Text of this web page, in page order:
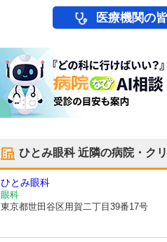
医療機関の
ひとみ眼科近隣の病院・ク
ひとみ眼科
眼科
東京都世田谷区用賀二丁目39番17号